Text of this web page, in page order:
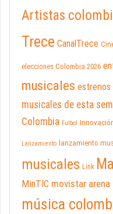
Artistas
Trece CanalTrece
elecciones Colombia 2026
musicales
musicales de esta
Colombia Futbol
Lanzamiento lanzamiento
musicales Link
MinTIC movistar arena
música